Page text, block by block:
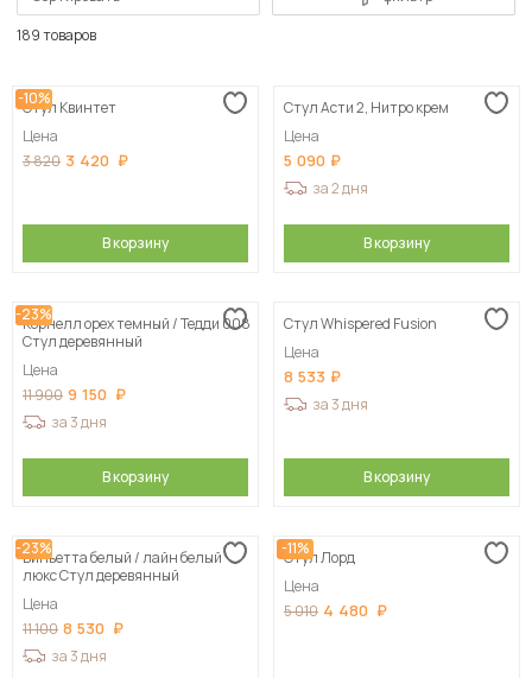
Сначала дорогие
189 товаров
-10%
Стул Квинтет
Цена
3 820 3 420
В корзину
Стул Асти 2, Нитро крем
Цена
5 090
за 2 дня
В корзину
-23%
Корнелл орех темный / Тедди 008
Стул деревянный
Цена
11 900 9 150
за 3 дня
В корзину
Стул Whispered Fusion
Цена
8 533
за 3 дня
В корзину
-23%
Виньетта белый / лайн белый
люкс Стул деревянный
Цена
11 100 8 530
за 3 дня
-11%
Стул Лорд
Цена
5 010 4 480